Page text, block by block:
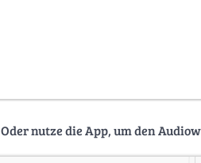
Oder nutze die App, um den